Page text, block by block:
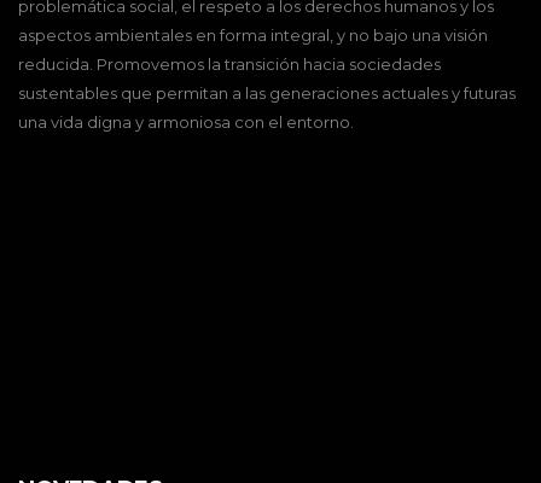
problemática social, el respeto a los derechos humanos y los
aspectos ambientales en forma integral, y no bajo una visión
reducida. Promovemos la transición hacia sociedades
sustentables que permitan a las generaciones actuales y futuras
una vida digna y armoniosa con el entorno.